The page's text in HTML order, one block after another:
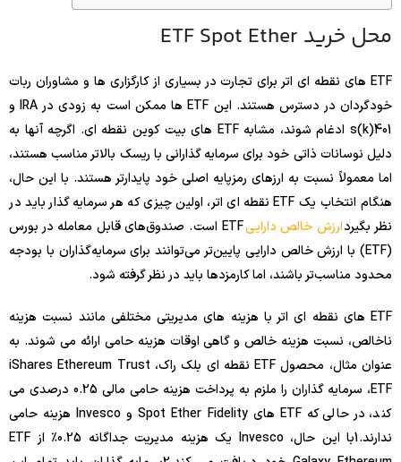
محل خرید ETF Spot Ether
ETF های نقطه ای اتر برای تجارت در بسیاری از کارگزاری ها و مشاوران ربات
خودگردان در دسترس هستند. این ETF ها ممکن است به زودی در IRA و
401(k)s ادغام شوند، مشابه ETF های بیت کوین نقطه ای. اگرچه آنها به
دلیل نوسانات ذاتی خود برای سرمایه گذارانی با ریسک بالاتر مناسب هستند،
اما معمولاً نسبت به ارزهای رمزپایه اصلی خود پایدارتر هستند. با این حال،
هنگام انتخاب یک ETF نقطه ای اتر، اولین چیزی که هر سرمایه گذار باید در
نظر بگیردارزش خالص دارایی
ETF است . صندوق‌های قابل معامله در بورس
(ETF) با ارزش خالص دارایی پایین‌تر می‌توانند برای سرمایه‌گذاران با بودجه
محدود مناسب‌تر باشند، اما کارمزدها باید در نظر گرفته شود.
ETF های نقطه ای اتر با هزینه های مدیریتی مختلفی مانند نسبت هزینه
ناخالص، نسبت هزینه خالص و گاهی اوقات هزینه حامی ارائه می شوند. به
عنوان مثال، محصول ETF نقطه ای بلک راک، iShares Ethereum Trust
ETF، سرمایه گذاران را ملزم به پرداخت هزینه حامی مالی 0.25 درصدی می
کند، در حالی که ETF های Spot Ether Fidelity و Invesco هزینه حامی
ندارند.1
با این حال، Invesco یک هزینه مدیریت جداگانه 0.25٪ از ETF